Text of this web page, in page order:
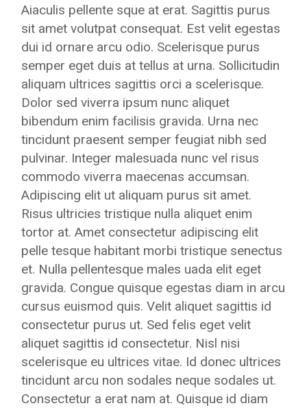
Aiaculis pellente sque at erat. Sagittis purus
sit amet volutpat consequat. Est velit egestas
dui id ornare arcu odio. Scelerisque purus
semper eget duis at tellus at urna. Sollicitudin
aliquam ultrices sagittis orci a scelerisque.
Dolor sed viverra ipsum nunc aliquet
bibendum enim facilisis gravida. Urna nec
tincidunt praesent semper feugiat nibh sed
pulvinar. Integer malesuada nunc vel risus
commodo viverra maecenas accumsan.
Adipiscing elit ut aliquam purus sit amet.
Risus ultricies tristique nulla aliquet enim
tortor at. Amet consectetur adipiscing elit
pelle tesque habitant morbi tristique senectus
et. Nulla pellentesque males uada elit eget
gravida. Congue quisque egestas diam in arcu
cursus euismod quis. Velit aliquet sagittis id
consectetur purus ut. Sed felis eget velit
aliquet sagittis id consectetur. Nisl nisi
scelerisque eu ultrices vitae. Id donec ultrices
tincidunt arcu non sodales neque sodales ut.
Consectetur a erat nam at. Quisque id diam